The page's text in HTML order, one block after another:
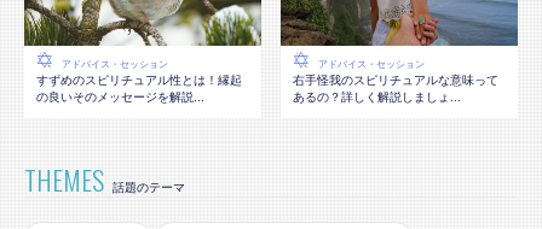
アドバイス・セッション
すずめのスピリチュアル性とは！縁起
の良いそのメッセージを解説...
アドバイス・セッション
右手怪我のスピリチュアルな意味って
あるの？詳しく解説しましょ...
THEMES 話題のテーマ